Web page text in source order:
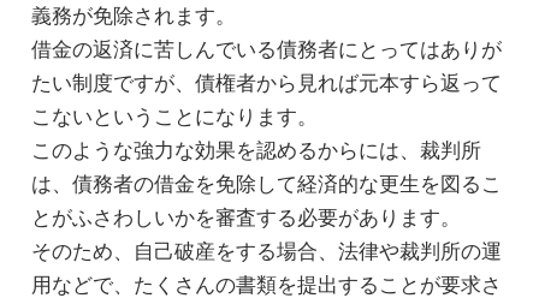
義務が免除されます。
借金の返済に苦しんでいる債務者にとってはありが
たい制度ですが、債権者から見れば元本すら返って
こないということになります。
このような強力な効果を認めるからには、裁判所
は、債務者の借金を免除して経済的な更生を図るこ
とがふさわしいかを審査する必要があります。
そのため、自己破産をする場合、法律や裁判所の運
用などで、たくさんの書類を提出することが要求さ